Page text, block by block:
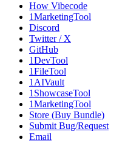
How Vibecode
1MarketingTool
Discord
Twitter / X
GitHub
1DevTool
1FileTool
1AIVault
1ShowcaseTool
1MarketingTool
Store (Buy Bundle)
Submit Bug/Request
Email